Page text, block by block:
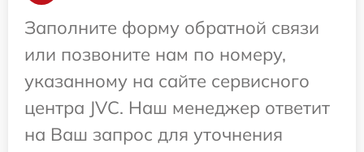
Заполните форму обратной связи
или позвоните нам по номеру,
указанному на сайте сервисного
центра JVC. Наш менеджер ответит
на Ваш запрос для уточнения